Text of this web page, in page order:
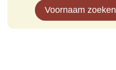
Voornaam zoeken